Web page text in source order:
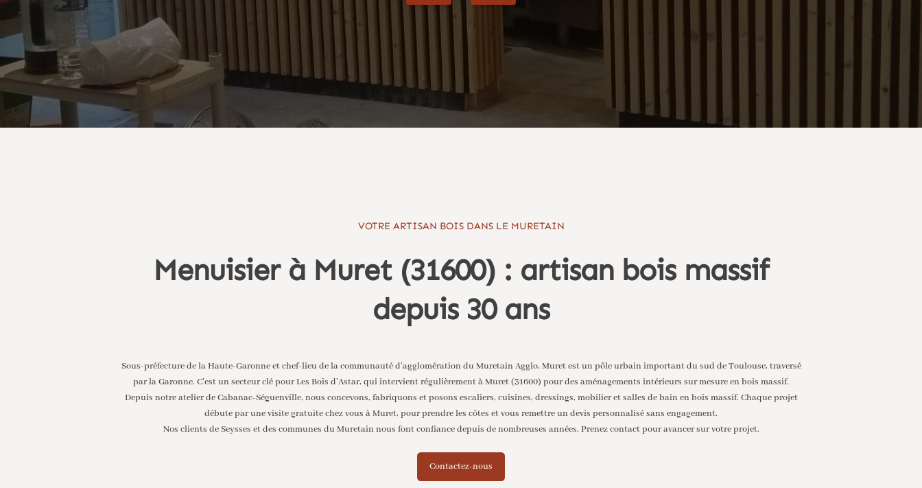
VOTRE ARTISAN BOIS DANS LE MURETAIN
Menuisier à Muret (31600) : artisan bois massif
depuis 30 ans
Sous-préfecture de la Haute-Garonne et chef-lieu de la communauté d’agglomération du Muretain Agglo, Muret est un pôle urbain important du sud de Toulouse, traversé
par la Garonne. C’est un secteur clé pour Les Bois d’Astar, qui intervient régulièrement à Muret (31600) pour des aménagements intérieurs sur mesure en bois massif.
Depuis notre atelier de Cabanac-Séguenville, nous concevons, fabriquons et posons escaliers, cuisines, dressings, mobilier et salles de bain en bois massif. Chaque projet
débute par une visite gratuite chez vous à Muret, pour prendre les côtes et vous remettre un devis personnalisé sans engagement.
Nos clients deSeysses et des communes du Muretain nous font confiance depuis de nombreuses années. Prenez contact pour avancer sur votre projet.
Contactez-nous